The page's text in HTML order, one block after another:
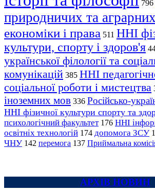
796
природничих та
економіки і права 511 ННІ
культури, спорту і здоров'я
української філології та
комунікацій 385 ННІ
соціальної роботи і мистецтва
іноземних мов 336 Російсько-
ННІ фізичної культури спорту та
психологічний факультет 176 ННІ
освітніх технологій 174 допомога ЗСУ
ЧНУ 142 перемога 137 Приймальна
АРХІВ НОВИН